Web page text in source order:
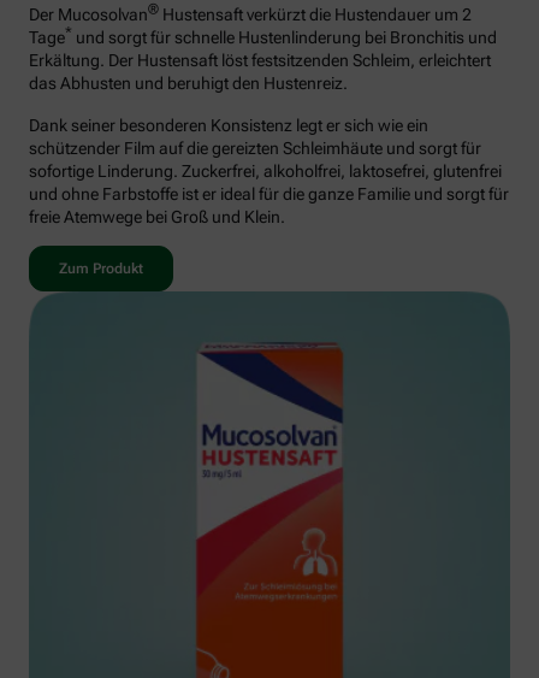
Der Mucosolvan® Hustensaft verkürzt die Hustendauer um 2
Tage* und sorgt für schnelle Hustenlinderung bei Bronchitis und
Erkältung. Der Hustensaft löst festsitzenden Schleim, erleichtert
das Abhusten und beruhigt den Hustenreiz.
Dank seiner besonderen Konsistenz legt er sich wie ein
schützender Film auf die gereizten Schleimhäute und sorgt für
sofortige Linderung. Zuckerfrei, alkoholfrei, laktosefrei, glutenfrei
und ohne Farbstoffe ist er ideal für die ganze Familie und sorgt für
freie Atemwege bei Groß und Klein.
Zum Produkt